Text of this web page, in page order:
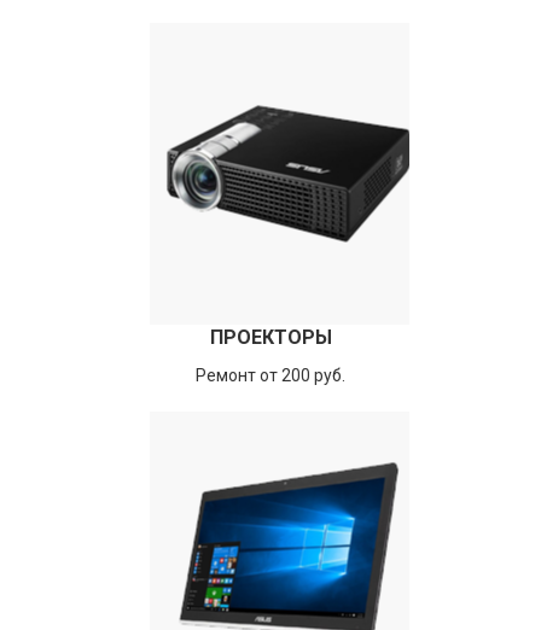
ПРОЕКТОРЫ
Ремонт от 200 руб.